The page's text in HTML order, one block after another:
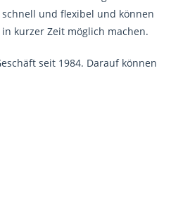
und flexibel und können
kurzer Zeit möglich machen.
seit 1984. Darauf können